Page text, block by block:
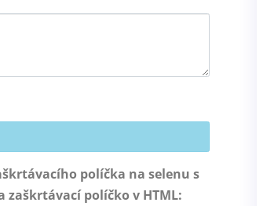
políčka na selenu s
políčko v HTML: